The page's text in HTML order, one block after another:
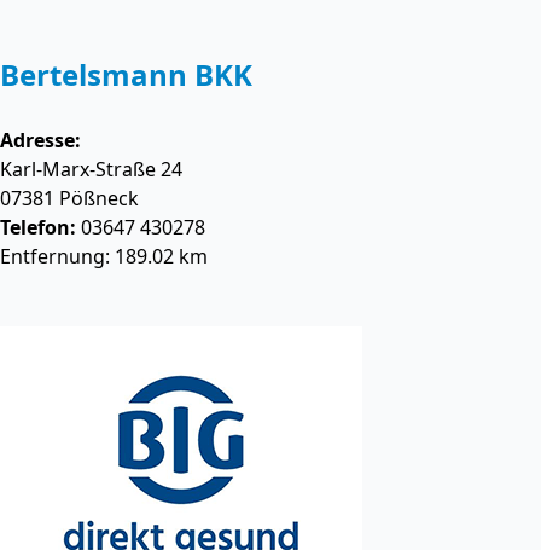
Bertelsmann BKK
Adresse:
Karl-Marx-Straße 24
07381 Pößneck
Telefon: 03647 430278
Entfernung: 189.02 km